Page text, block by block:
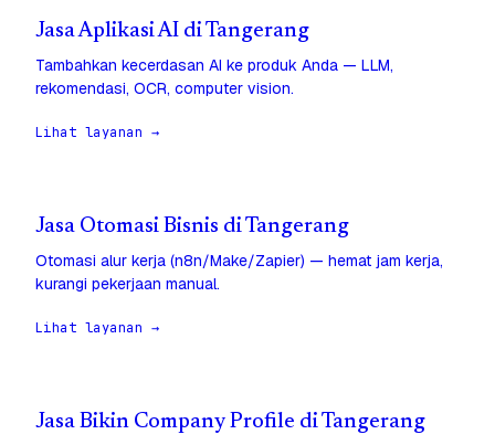
Jasa Aplikasi AI di Tangerang
Tambahkan kecerdasan AI ke produk Anda — LLM,
rekomendasi, OCR, computer vision.
Lihat layanan →
Jasa Otomasi Bisnis di Tangerang
Otomasi alur kerja (n8n/Make/Zapier) — hemat jam kerja,
kurangi pekerjaan manual.
Lihat layanan →
Jasa Bikin Company Profile di Tangerang